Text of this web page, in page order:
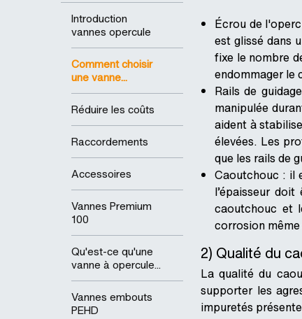
Introduction
vannes opercule
Comment choisir
une vanne...
Réduire les coûts
Raccordements
Accessoires
Vannes Premium
100
Qu'est-ce qu'une
vanne à opercule...
Vannes embouts
PEHD
Écrou de
est glissé dans
fixe le nombre
endommager le
Rails de
manipulée
aident à
élevées. Les
que les rails de
Caoutchouc : il
l’épaisseur
caoutchouc et
corrosion
2) Qualité du
La qualité du
supporter les
impuretés